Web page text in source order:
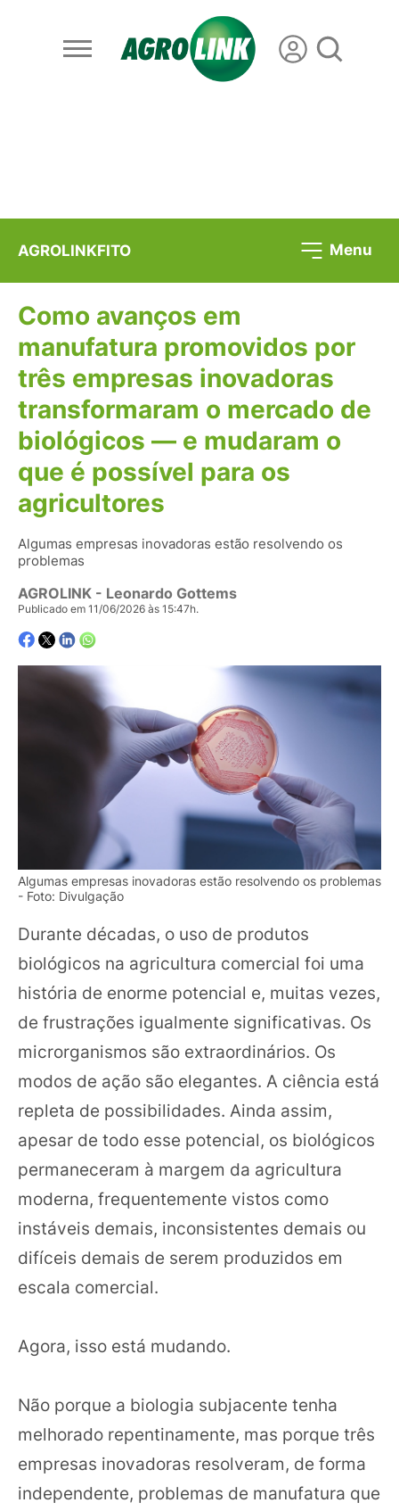
AGROLINKFITO Menu
Como avanços em
manufatura promovidos por
três empresas inovadoras
transformaram o mercado de
biológicos — e mudaram o
que é possível para os
agricultores
Algumas empresas inovadoras estão resolvendo os
problemas
AGROLINK - Leonardo Gottems
Publicado em 11/06/2026 às 15:47h.
Algumas empresas inovadoras estão resolvendo os problemas
- Foto: Divulgação
Durante décadas, o uso de produtos
biológicos na agricultura comercial foi uma
história de enorme potencial e, muitas vezes,
de frustrações igualmente significativas. Os
microrganismos são extraordinários. Os
modos de ação são elegantes. A ciência está
repleta de possibilidades. Ainda assim,
apesar de todo esse potencial, os biológicos
permaneceram à margem da agricultura
moderna, frequentemente vistos como
instáveis demais, inconsistentes demais ou
difíceis demais de serem produzidos em
escala comercial.
Agora, isso está mudando.
Não porque a biologia subjacente tenha
melhorado repentinamente, mas porque três
empresas inovadoras resolveram, de forma
independente, problemas de manufatura que